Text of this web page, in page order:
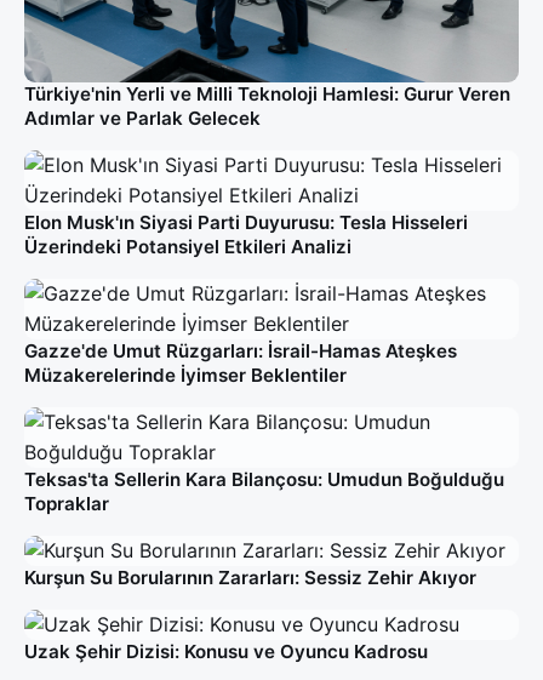
Türkiye'nin Yerli ve Milli Teknoloji Hamlesi: Gurur Veren
Adımlar ve Parlak Gelecek
Elon Musk'ın Siyasi Parti Duyurusu: Tesla Hisseleri
Üzerindeki Potansiyel Etkileri Analizi
Gazze'de Umut Rüzgarları: İsrail-Hamas Ateşkes
Müzakerelerinde İyimser Beklentiler
Teksas'ta Sellerin Kara Bilançosu: Umudun Boğulduğu
Topraklar
Kurşun Su Borularının Zararları: Sessiz Zehir Akıyor
Uzak Şehir Dizisi: Konusu ve Oyuncu Kadrosu